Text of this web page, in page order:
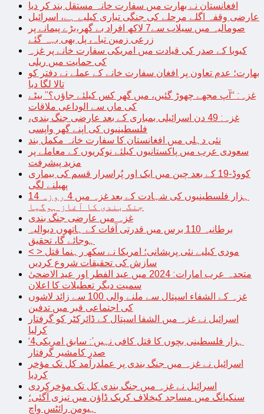
افغانستان نے بھارت میں سفارت خانہ مستقل بند کر دیا
عارضی وقفہ اگلے مرحلے کی جنگی تیاری کیلیے ہے، اسرائیل
صومالیہ میں سیلاب سے7 لاکھ افراد بے گھر،بڑے پیمانے پر
زرعی زمین تباہ، پل بھی بہہ گئے
کیوبا کے صدر کی قیادت میں امریکی سفارت خانے پر غزہ
کی حمایت میں ریلی
بھارت؛ عدم تعاون پر افغان سفارت خانے کے عملے نے دفتر کو
تالا لگا دیا
غزہ: “آپ مجھے چھوڑ گئیں، میں گھر کس کیلئے جاؤں؟” بیٹے
کی ماں سے الوداعی ملاقات
غزہ: 49 دن اسرائیلی بمباری کے بعد عارضی جنگ بندی،
فلسطینیوں کی اپنے گھر واپسی
نئی دہلی میں افغانستان کا سفارت خانہ مکمل بند
سعودی عرب میں پاکستانیوں کیلئے نوکریوں کے معاملے پر
مزید پیشرفت
کووڈ-19 کے بعد چین میں ایک اور پُراسرار قسم کی بیماری
پھیلنے لگی
14 ہزار فلسطینیوں کی شہادت کے بعد غزہ میں 4 روزہ
جنگ بندی کا آغاز ہوگیا
غزہ میں عارضی جنگ بندی
برطانیہ 110 برس میں قدرتی آفات کے ہاتھوں دیوالیہ
ہوجائے گا، تحقیق
< > مودی کیلیے نئی پریشانی؛ امریکا نے سکھ رہنما قتل
سازش کی تحقیقات شروع کردیں
متحدہ عرب امارات: 2024 میں عید الفطر اور عید الاضحیٰ
سمیت دیگر تعطیلات کا اعلان
غزہ کے الشفاء اسپتال سے ملنے والی 100 سے زائد لاشوں
کی اجتماعی قبر میں تدفین
اسرائیل نے غزہ میں الشفا اسپتال کے ڈائرکٹر کو گرفتار
کرلیا
‘4ہزار فلسطینی بچوں کا قتل کافی نہیں’: سابق امریکی
صدر کامشیر گرفتار
اسرائیل نے غزہ میں جنگ بندی پر عملدرآمد کل تک مؤخر
کردیا
اسرائیل نے غزہ میں جنگ بندی کل تک مؤخرکردی
سنکیانگ میں مساجد کیخلاف کریک ڈاؤن میں تیزی آگئی؛
ہیومن رائٹس واچ